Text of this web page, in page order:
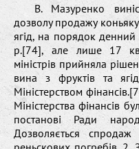
В. Мазуренко
дозволу продажу коньяку
ягід, на порядок денний
р.[74], але лише 17
міністрів прийняла
вина з фруктів та
Міністерством
Міністерства фінансів
постанові Ради
Дозволяється